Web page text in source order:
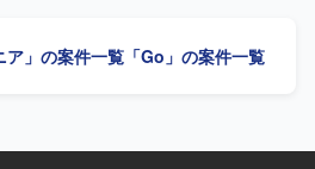
アシスタントとしてClaude
発、AIコーディングツールを活用
イアントや関係部署と連携した要
連携、システムの品質、性能、
ア」の案件一覧 「Go」の案件一覧